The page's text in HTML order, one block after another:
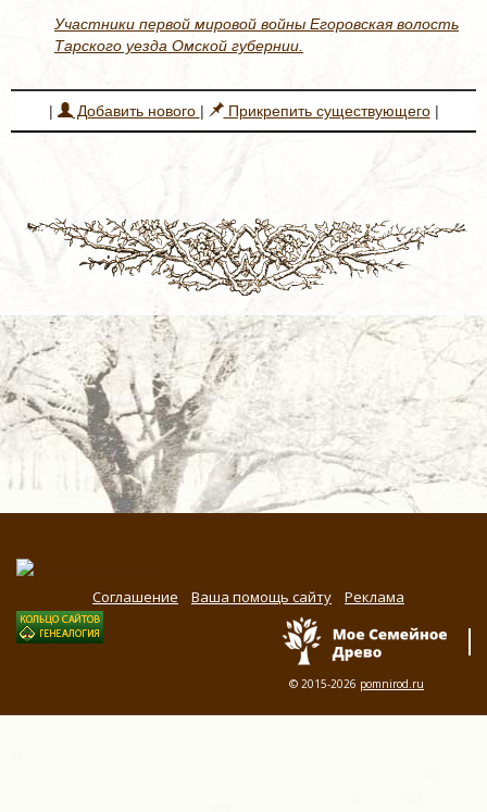
Участники первой мировой войны Егоровская волость
Тарского уезда Омской губернии.
| Добавить нового | Прикрепить существующего|
Соглашение Ваша помощь сайту Реклама
© 2015-2026 pomnirod.ru